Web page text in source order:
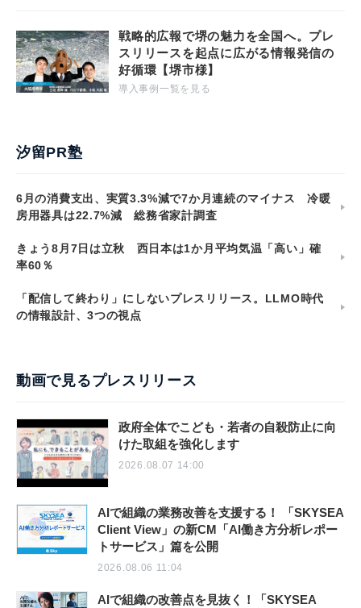
戦略的広報で堺の魅力を全国へ。プレ
スリリースを起点に広がる情報発信の
好循環【堺市様】
導入事例一覧を見る
汐留PR塾
6月の消費支出、実質3.3%減で7か月連続のマイナス 冷暖
房用器具は22.7%減 総務省家計調査
きょう8月7日は立秋 西日本は1か月平均気温「高い」確
率60％
「配信して終わり」にしないプレスリリース。LLMO時代
の情報設計、3つの視点
動画で見るプレスリリース
政府全体でこども・若者の自殺防止に向
けた取組を強化します
2026.08.07 14:00
AIで組織の業務改善を支援する！ 「SKYSEA
Client View」の新CM「AI働き方分析レポー
トサービス」篇を公開
2026.08.06 11:04
AIで組織の改善点を見抜く！「SKYSEA